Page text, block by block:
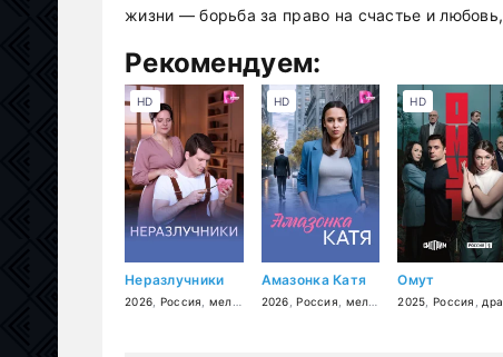
жизни — борьба за право на счастье и любовь,
Рекомендуем:
Неразлучники
2026 Россия мелодрама
HD
Амазонка Катя
2026 ,Россия мелодрама
HD
Омут
2025 Россия драма
HD